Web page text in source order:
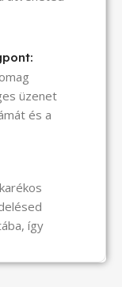
üzenet
és a
így